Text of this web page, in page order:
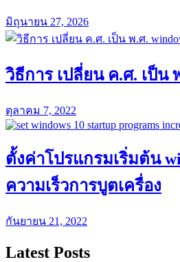
มิถุนายน 27, 2026
วิธีการ เปลี่ยน ค.ศ. เป็น
ตุลาคม 7, 2022
ตั้งค่าโปรแกรมเริ่มต้น
ความเร็วการบูตเครื่อง
กันยายน 21, 2022
Latest Posts